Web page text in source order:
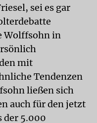
sei es gar
Wolffsohn in
mit
Tendenzen
ließen sich
auch für den jetzt
der 5.000